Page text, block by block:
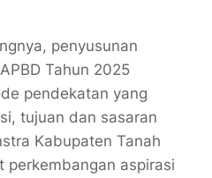
penyusunan
Tahun 2025
pendekatan yang
tujuan dan sasaran
Kabupaten Tanah
perkembangan aspirasi